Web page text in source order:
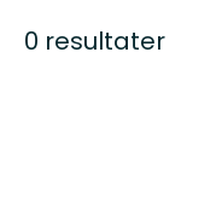
0 resultater